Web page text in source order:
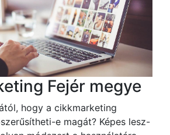
Fejér megye
hogy a cikkmarketing
e magát? Képes lesz-